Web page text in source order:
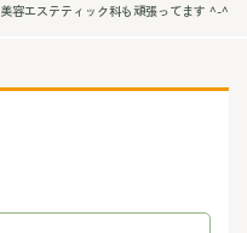
美容エステティック科も頑張ってます ^-^